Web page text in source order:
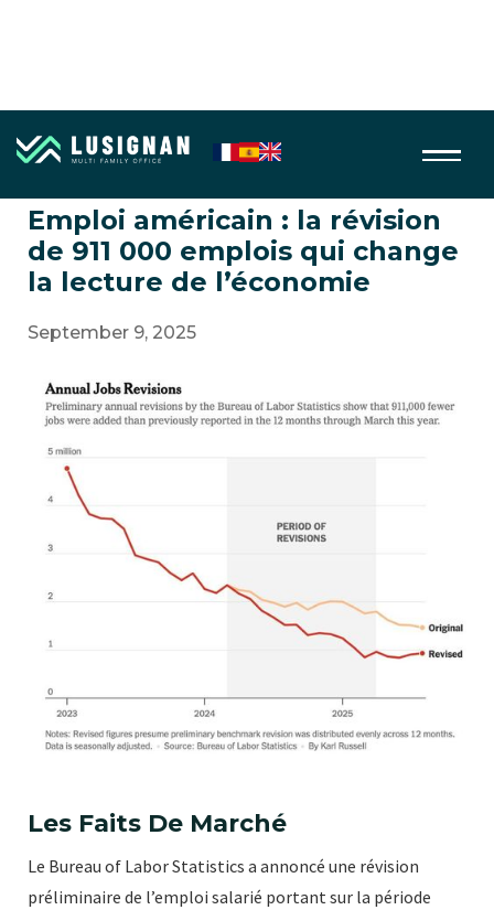
Macro économie
Emploi américain : la révision
de 911 000 emplois qui change
la lecture de l’économie
September 9, 2025
Les Faits De Marché
Le Bureau of Labor Statistics a annoncé une révision
préliminaire de l’emploi salarié portant sur la période